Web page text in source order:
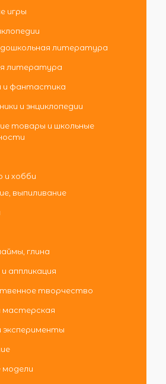
игры
дошкольная литература
литература
и фантастика
и энциклопедии
товары и школьные
и хобби
выпиливание
глина
аппликация
творчество
мастерская